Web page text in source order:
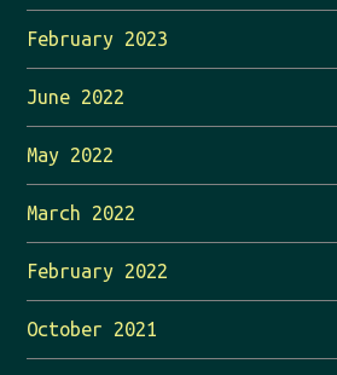
February 2023
June 2022
May 2022
March 2022
February 2022
October 2021